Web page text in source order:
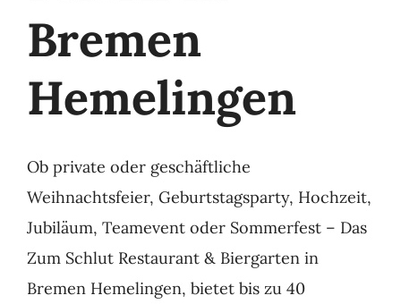
Bremen
Hemelingen
Ob private oder geschäftliche
Weihnachtsfeier, Geburtstagsparty, Hochzeit,
Jubiläum, Teamevent oder Sommerfest – Das
Zum Schlut Restaurant & Biergarten in
Bremen Hemelingen, bietet bis zu 40